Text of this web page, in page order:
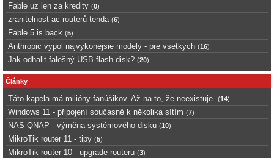
Fable uz len za kredity (0)
zranitelnost ac routerů tenda (6)
Fable 5 is back (5)
Anthropic vypol najvykonejsie modely - pre vsetkych (16)
Jak odhalit falešný USB flash disk? (20)
Články
Táto kapela má milióny fanúšikov. Až na to, že neexistuje. (14)
Windows 11 - připojení současně k několika sítím (7)
NAS QNAP - výměna systémového disku (10)
MikroTik router 11 - tipy (5)
MikroTik router 10 - upgrade routeru (3)